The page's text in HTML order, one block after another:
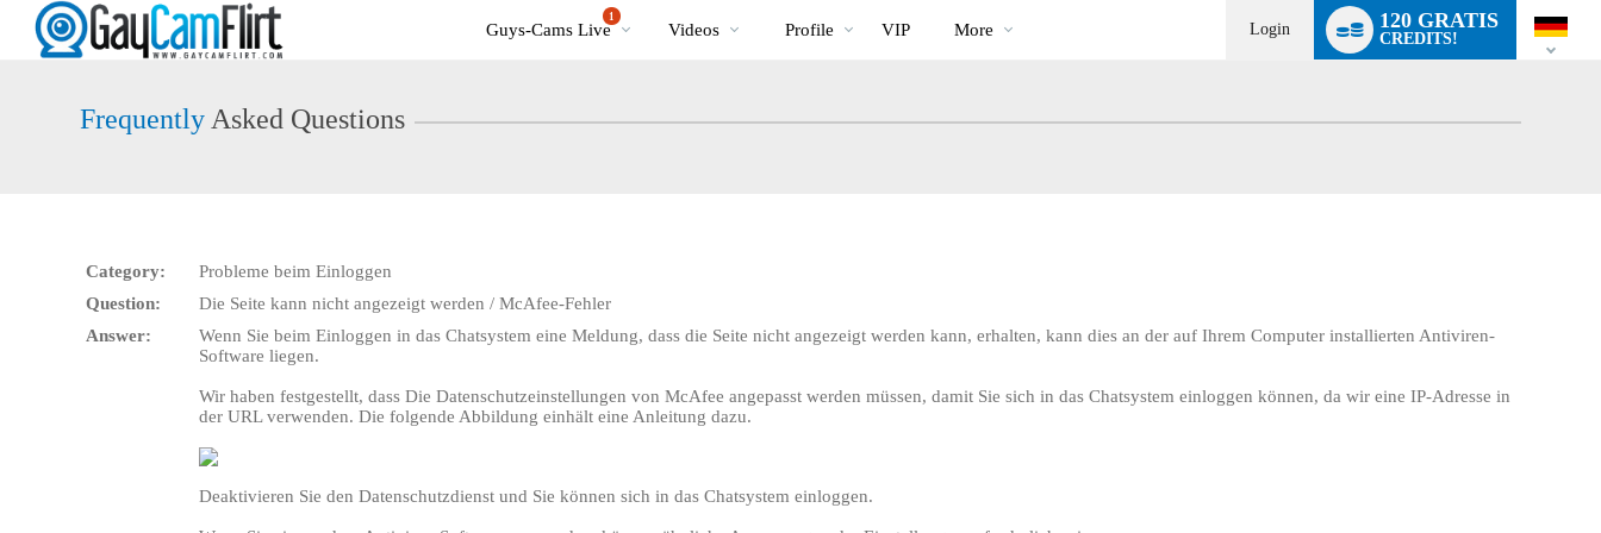
User
status
Cams
1
Guys-Cams Live
Trend
Videos Profile VIP More Login 120 GRATIS
CREDITS!
switch
Frequently Asked Questions
Category:
Probleme beim Einloggen
Question:
Die Seite kann nicht angezeigt werden / McAfee-Fehler
Answer:
Wenn Sie beim Einloggen in das Chatsystem eine Meldung, dass die Seite nicht angezeigt werden kann, erhalten, kann dies an der auf Ihrem Computer installierten Antiviren-
Software liegen.
Wir haben festgestellt, dass Die Datenschutzeinstellungen von McAfee angepasst werden müssen, damit Sie sich in das Chatsystem einloggen können, da wir eine IP-Adresse in
der URL verwenden. Die folgende Abbildung einhält eine Anleitung dazu.
Deaktivieren Sie den Datenschutzdienst und Sie können sich in das Chatsystem einloggen.